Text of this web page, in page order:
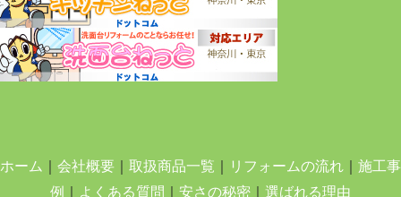
ホーム 会社概要 取扱商品一覧 リフォームの流れ
施工事
例
よくある質問 安さの秘密 選ばれる理由